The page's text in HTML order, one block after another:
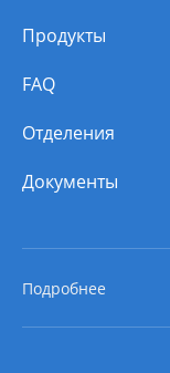
Продукты
FAQ
Отделения
Документы
Подробнее